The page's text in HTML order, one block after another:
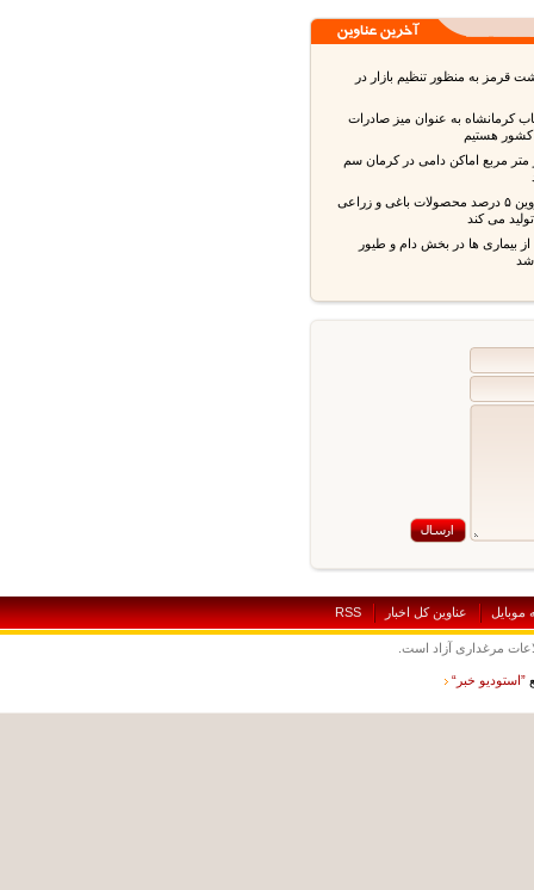
به منظور تنظیم بازار در
کرمانشاه به عنوان میز صادرات
هستیم
متر مربع اماکن دامی در کرمان سم
استان قزوین ۵ درصد محصولات باغی و زراعی
می کند
بیماری ها در بخش دام و طیور
عناوين کل اخبار RSS
مرغداری آزاد است.
خبر“